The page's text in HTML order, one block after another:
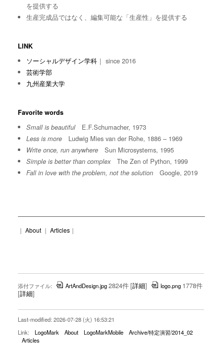
を提供する
生産完成品ではなく、編集可能な「生産性」を提供する
LINK
ソーシャルデザイン学科 ｜ since 2016
芸術学部
九州産業大学
Favorite words
Small is beautifulE.F.Schumacher, 1973
Less is more Ludwig Mies van der Rohe, 1886 – 1969
Write once, run anywhere Sun Microsystems, 1995
Simple is better than complexThe Zen of Python, 1999
Fall in love with the problem, not the solution Google, 2019
｜ About｜ Articles｜
添付ファイル: ArtAndDesign.jpg2824件[詳細] logo.png 1778件
[詳細]
Last-modified: 2026-07-28 (火) 16:53:21
Link:
LogoMark About LogoMarkMobile
Archive/特定演習/2014_02
Articles